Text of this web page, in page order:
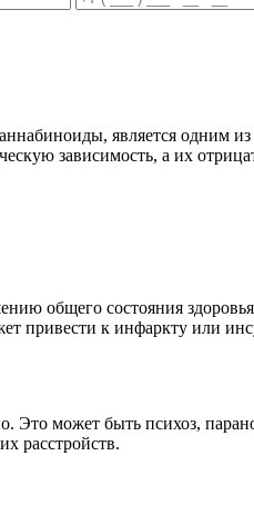
является одним
зависимость, а их
общего состояния
привести к инфаркту или
может быть психоз,
расстройств.